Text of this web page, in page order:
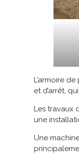
L’armoire
et d’arrêt,
Les travaux
une
Une